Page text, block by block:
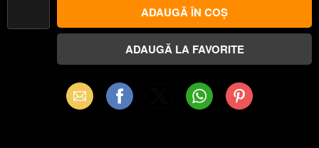
Email Facebook WhatsAppPinterest